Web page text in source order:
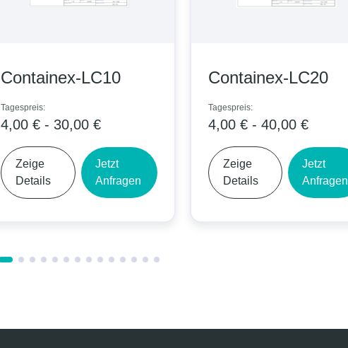
Containex-LC10
Tagespreis:
4,00 € - 30,00 €
Zeige
Details
Jetzt
Anfragen
Containex-LC20
Tagespreis:
4,00 € - 40,00 €
Zeige
Details
Jetzt
Anfragen